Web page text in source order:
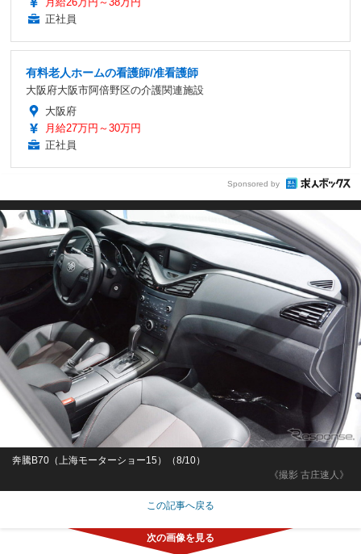
正社員
有料老人ホームの看護師/准看護師
大阪府大阪市阿倍野区の介護関連施設
大阪府
月給27万円～30万円
正社員
Sponsored by
《撮影 古庄速人》
奔騰B70（上海モーターショー15）（8/10）
この記事へ戻る